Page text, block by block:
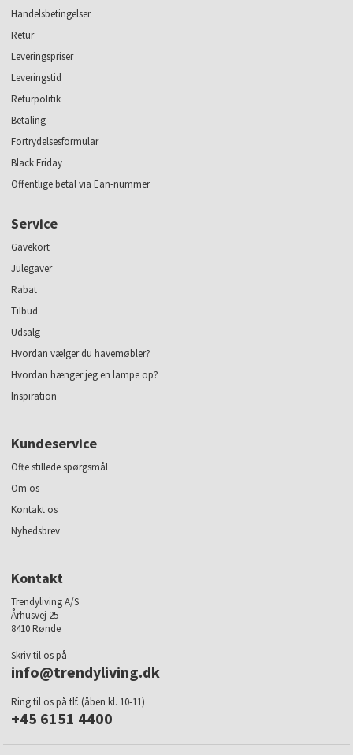
Handelsbetingelser
Retur
Leveringspriser
Leveringstid
Returpolitik
Betaling
Fortrydelsesformular
Black Friday
Offentlige betal via Ean-nummer
Service
Gavekort
Julegaver
Rabat
Tilbud
Udsalg
Hvordan vælger du havemøbler?
Hvordan hænger jeg en lampe op?
Inspiration
Kundeservice
Ofte stillede spørgsmål
Om os
Kontakt os
Nyhedsbrev
Kontakt
Trendyliving A/S
Århusvej 25
8410 Rønde
Skriv til os på
info@trendyliving.dk
Ring til os på tlf. (åben kl. 10-11)
+45 6151 4400